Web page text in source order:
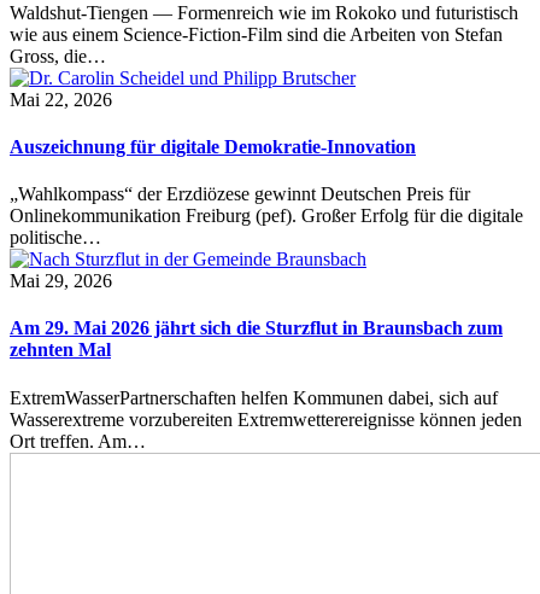
Waldshut-Tiengen — Formenreich wie im Rokoko und futuristisch
wie aus einem Science-Fiction-Film sind die Arbeiten von Stefan
Gross, die…
Mai 22, 2026
Auszeichnung für digitale Demokratie-Innovation
„Wahlkompass“ der Erzdiözese gewinnt Deutschen Preis für
Onlinekommunikation Freiburg (pef). Großer Erfolg für die digitale
politische…
Mai 29, 2026
Am 29. Mai 2026 jährt sich die Sturzflut in Braunsbach zum
zehnten Mal
ExtremWasserPartnerschaften helfen Kommunen dabei, sich auf
Wasserextreme vorzubereiten Extremwetterereignisse können jeden
Ort treffen. Am…